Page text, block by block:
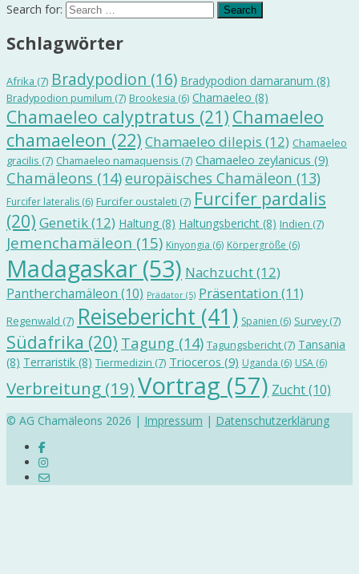
Search for:
Schlagwörter
Afrika (7) Bradypodion (16) Bradypodion damaranum (8)
Bradypodion pumilum (7) Brookesia (6) Chamaeleo (8)
Chamaeleo calyptratus (21) Chamaeleo
chamaeleon (22) Chamaeleo dilepis (12) Chamaeleo
gracilis (7) Chamaeleo namaquensis (7) Chamaeleo zeylanicus (9)
Chamäleons (14)europäisches Chamäleon (13)
Furcifer lateralis (6) Furcifer oustaleti (7) Furcifer pardalis
(20) Genetik(12) Haltung (8) Haltungsbericht (8) Indien (7)
Jemenchamäleon (15) Kinyongia (6) Körpergröße (6)
Madagaskar (53) Nachzucht(12)
Pantherchamäleon (10) Prädator (5) Präsentation (11)
Regenwald (7) Reisebericht (41) Spanien (6) Survey(7)
Südafrika (20) Tagung (14) Tagungsbericht (7) Tansania
(8) Terraristik (8) Tiermedizin (7) Trioceros (9) Uganda (6) USA (6)
Verbreitung (19)Vortrag (57) Zucht(10)
© AG Chamäleons 2026 | Impressum | Datenschutzerklärung